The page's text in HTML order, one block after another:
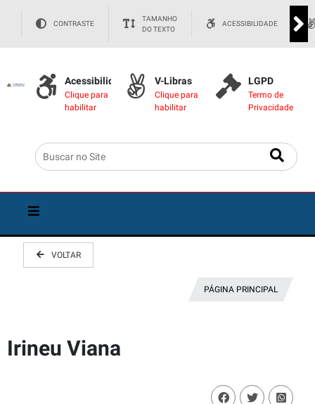
CONTRASTE
TAMANHO
DO TEXTO
ACESSIBILIDADE
Acessibilidade
Clique para
habilitar
V-Libras
Clique para
habilitar
LGPD
Termo de
Privacidade
VOLTAR
PÁGINA PRINCIPAL
Irineu Viana